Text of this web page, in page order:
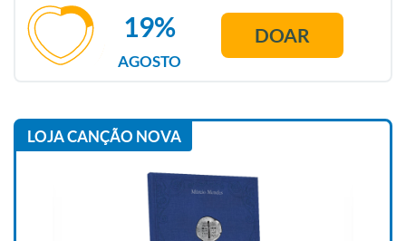
AGOSTO
19% DOAR
LOJA CANÇÃO NOVA